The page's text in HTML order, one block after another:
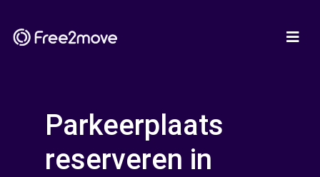
Parkeerplaats
reserveren in